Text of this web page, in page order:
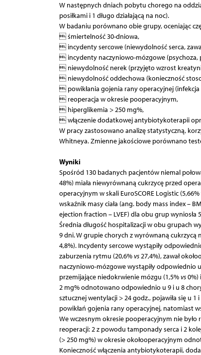
W następnych dniach pobytu chorego na
posiłkami i 1 długo działającą na noc).
W badaniu porównano obie grupy, oceniając
 śmiertelność 30-dniowa,
 incydenty sercowe (niewydolność serca,
 incydenty naczyniowo-mózgowe (psychoza,
 niewydolność nerek (przyjęto wzrost
 niewydolność oddechowa (konieczność
 powikłania gojenia rany operacyjnej
 reoperacja w okresie pooperacyjnym,
 hiperglikemia > 250 mg%,
 włączenie dodatkowej antybiotykoterapii
W pracy zastosowano analizę statystyczną,
Whitneya. Zmienne jakościowe porównano
Wyniki
Spośród 130 badanych pacjentów niemal
48%) miała niewyrównaną cukrzycę przed
operacyjnym w skali EuroSCORE Logistic
wskaźnik masy ciała (ang. body mass index –
ejection fraction – LVEF) dla obu grup
Średnia długość hospitalizacji w obu grupach
9 dni. W grupie chorych z wyrównaną
4,8%). Incydenty sercowe wystąpiły
zaburzenia rytmu (20,6%vs27,4%), zawał
naczyniowo-mózgowe wystąpiły odpowiednio
przemijające niedokrwienie mózgu (1,5%vs0%)
2 mg% odnotowano odpowiednio u 9 i u 8
sztucznej wentylacji > 24 godz., pojawiła się u 1
powikłań gojenia rany operacyjnej, natomiast
We wczesnym okresie pooperacyjnym nie
reoperacji: 2 z powodu tamponady serca i 2
(> 250 mg%) w okresie okołooperacyjnym
Konieczność włączenia antybiotykoterapii,